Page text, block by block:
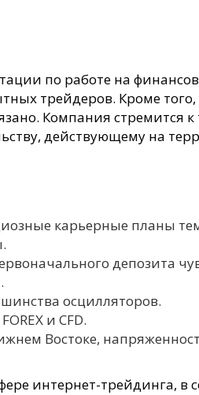
по работе на
трейдеров. Кроме того,
Компания стремится к
действующему на
карьерные планы
депозита
осцилляторов.
и CFD.
Востоке,
интернет-трейдинга, в